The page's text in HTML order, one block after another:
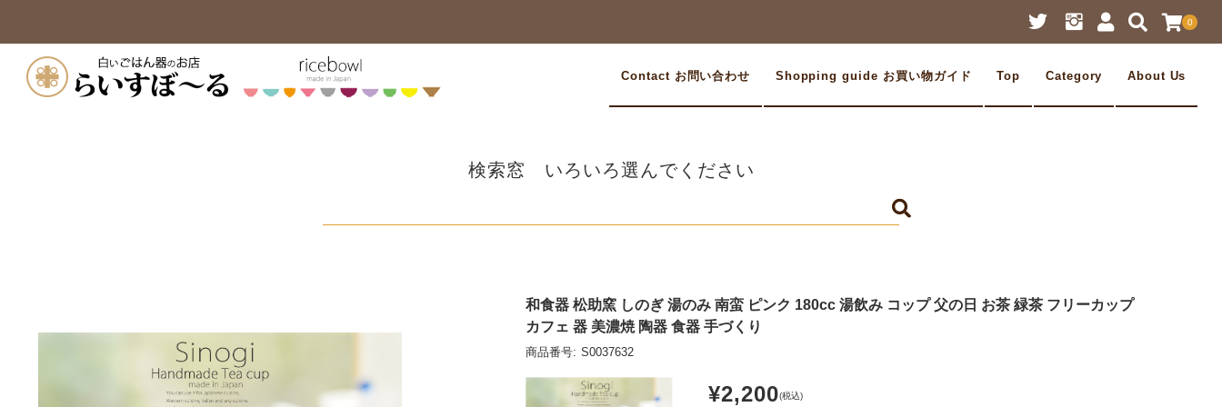
0
Contact お問い合わせ Shopping guide お買い物ガイド Top Category About Us
検索窓 いろいろ選んでください
和食器 松助窯 しのぎ 湯のみ 南蛮 ピンク 180cc 湯飲み コップ 父の日 お茶 緑茶 フリーカップ
カフェ 器 美濃焼 陶器 食器 手づくり
商品番号: S0037632
¥2,200(税込)